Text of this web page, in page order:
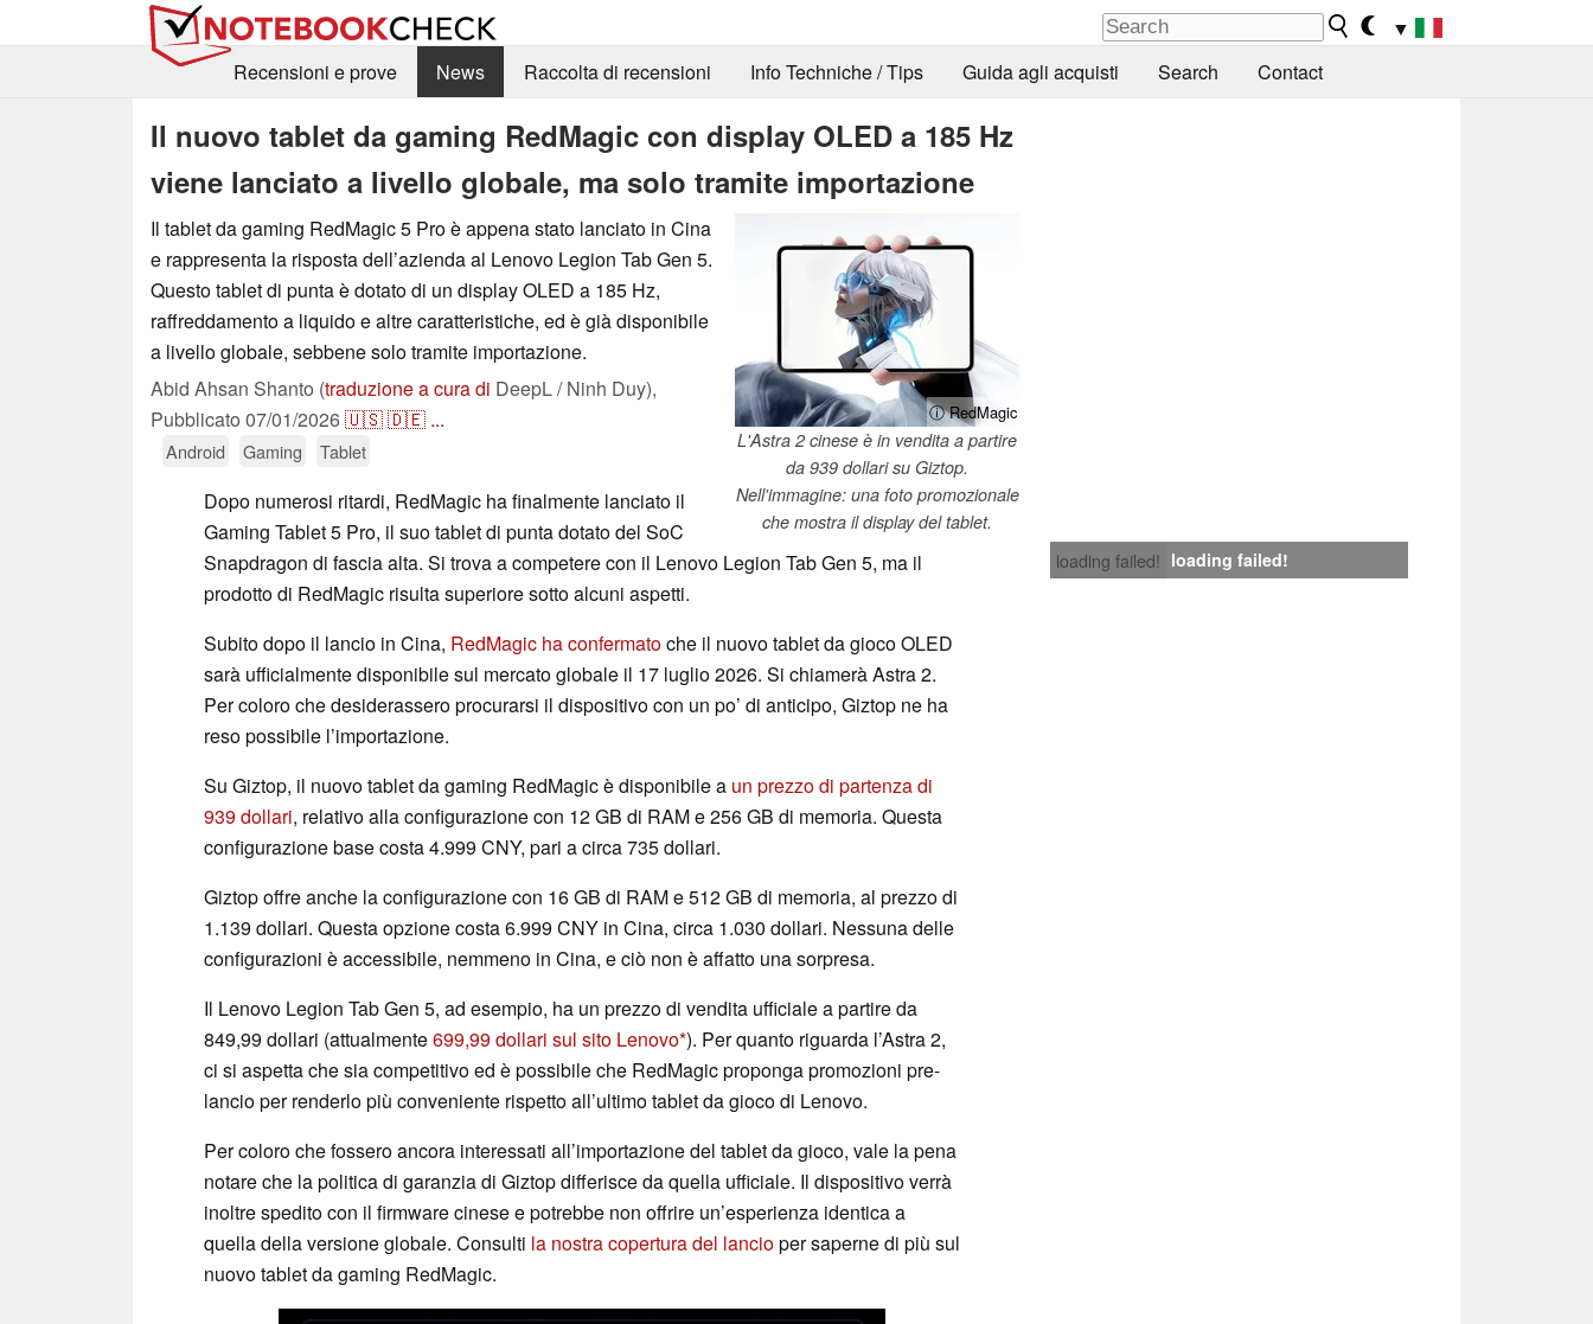
▼
Recensioni e prove
News Raccolta di recensioni Info Techniche / Tips Guida agli acquisti Search Contact
Il nuovo tablet da gaming RedMagic con display OLED a 185 Hz
viene lanciato a livello globale, ma solo tramite importazione
ⓘ RedMagic
L'Astra 2 cinese è in vendita a partire
da 939 dollari su Giztop.
Nell'immagine: una foto promozionale
che mostra il display del tablet.
Il tablet da gaming RedMagic 5 Pro è appena stato lanciato in Cina
e rappresenta la risposta dell’azienda al Lenovo Legion Tab Gen 5.
Questo tablet di punta è dotato di un display OLED a 185 Hz,
raffreddamento a liquido e altre caratteristiche, ed è già disponibile
a livello globale, sebbene solo tramite importazione.
Abid Ahsan Shanto (traduzione a cura di DeepL / Ninh Duy),
Pubblicato 07/01/2026🇺🇸🇩🇪 ...
Android Gaming Tablet
loading failed! loading failed!
Dopo numerosi ritardi, RedMagic ha finalmente lanciato il
Gaming Tablet 5 Pro, il suo tablet di punta dotato del SoC
Snapdragon di fascia alta. Si trova a competere con il Lenovo Legion Tab Gen 5, ma il
prodotto di RedMagic risulta superiore sotto alcuni aspetti.
Subito dopo il lancio in Cina, RedMagic ha confermatoche il nuovo tablet da gioco OLED
sarà ufficialmente disponibile sul mercato globale il 17 luglio 2026. Si chiamerà Astra 2.
Per coloro che desiderassero procurarsi il dispositivo con un po’ di anticipo, Giztop ne ha
reso possibile l’importazione.
Su Giztop, il nuovo tablet da gaming RedMagic è disponibile a un prezzo di partenza di
939 dollari, relativo alla configurazione con 12 GB di RAM e 256 GB di memoria. Questa
configurazione base costa 4.999 CNY, pari a circa 735 dollari.
Giztop offre anche la configurazione con 16 GB di RAM e 512 GB di memoria, al prezzo di
1.139 dollari. Questa opzione costa 6.999 CNY in Cina, circa 1.030 dollari. Nessuna delle
configurazioni è accessibile, nemmeno in Cina, e ciò non è affatto una sorpresa.
Il Lenovo Legion Tab Gen 5, ad esempio, ha un prezzo di vendita ufficiale a partire da
849,99 dollari (attualmente699,99 dollari sul sito Lenovo ). Per quanto riguarda l’Astra 2,
ci si aspetta che sia competitivo ed è possibile che RedMagic proponga promozioni pre-
lancio per renderlo più conveniente rispetto all’ultimo tablet da gioco di Lenovo.
Per coloro che fossero ancora interessati all’importazione del tablet da gioco, vale la pena
notare che la politica di garanzia di Giztop differisce da quella ufficiale. Il dispositivo verrà
inoltre spedito con il firmware cinese e potrebbe non offrire un’esperienza identica a
quella della versione globale. Consulti la nostra copertura del lancioper saperne di più sul
nuovo tablet da gaming RedMagic.